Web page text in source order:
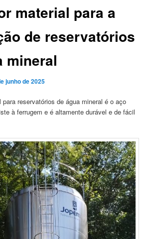
material para a
de reservatórios
mineral
junho de 2025
para reservatórios de água mineral é o aço
à ferrugem e é altamente durável e de fácil